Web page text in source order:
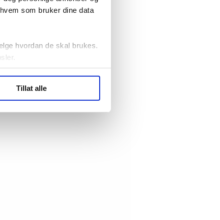
som bruker dine data
hvordan de skal brukes.
statistikk.
Tillat alle